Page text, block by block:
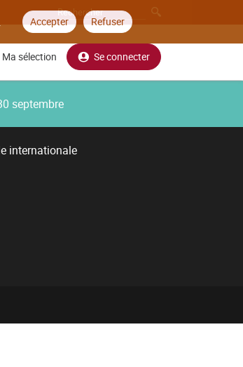
Accepter Refuser
Ma sélection Se connecter
septembre
internationale